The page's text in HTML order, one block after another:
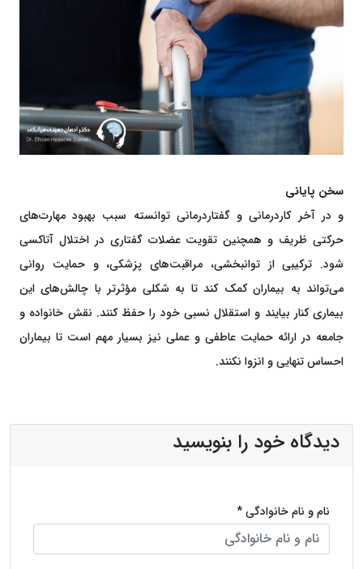
سخن پایانی
و در آخر کاردرمانی و گفتاردرمانی توانسته سبب بهبود مهارت‌های
حرکتی ظریف و همچنین تقویت عضلات گفتاری در اختلال آتاکسی
شود. ترکیبی از توانبخشی، مراقبت‌های پزشکی، و حمایت روانی
می‌تواند به بیماران کمک کند تا به شکلی مؤثرتر با چالش‌های این
بیماری کنار بیایند و استقلال نسبی خود را حفظ کنند. نقش خانواده و
جامعه در ارائه حمایت عاطفی و عملی نیز بسیار مهم است تا بیماران
احساس تنهایی و انزوا نکنند.
دیدگاه خود را بنویسید
نام و نام خانوادگی *